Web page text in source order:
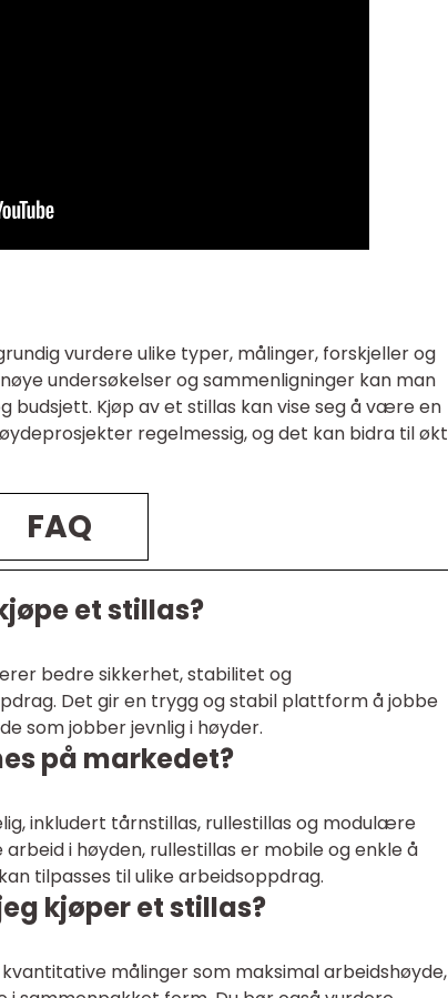
vurdere ulike typer, målinger, forskjeller og
undersøkelser og sammenligninger kan man
budsjett. Kjøp av et stillas kan vise seg å være en
regelmessig, og det kan bidra til økt
FAQ
et stillas?
bedre sikkerhet, stabilitet og
Det gir en trygg og stabil plattform å jobbe
som jobber jevnlig i høyder.
på markedet?
inkludert tårnstillas, rullestillas og modulære
i høyden, rullestillas er mobile og enkle å
tilpasses til ulike arbeidsoppdrag.
kjøper et stillas?
målinger som maksimal arbeidshøyde,